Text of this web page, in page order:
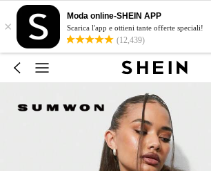
×
Moda online-SHEIN APP
Scarica l'app e ottieni tante offerte speciali!
(12,439)